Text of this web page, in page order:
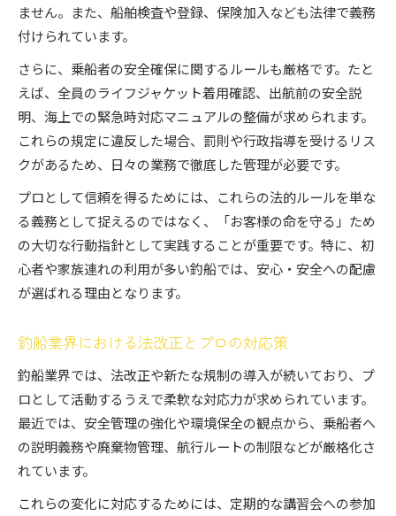
ません。また、船舶検査や登録、保険加入なども法律で義務
付けられています。
さらに、乗船者の安全確保に関するルールも厳格です。たと
えば、全員のライフジャケット着用確認、出航前の安全説
明、海上での緊急時対応マニュアルの整備が求められます。
これらの規定に違反した場合、罰則や行政指導を受けるリス
クがあるため、日々の業務で徹底した管理が必要です。
プロとして信頼を得るためには、これらの法的ルールを単な
る義務として捉えるのではなく、「お客様の命を守る」ため
の大切な行動指針として実践することが重要です。特に、初
心者や家族連れの利用が多い釣船では、安心・安全への配慮
が選ばれる理由となります。
釣船業界における法改正とプロの対応策
釣船業界では、法改正や新たな規制の導入が続いており、プ
ロとして活動するうえで柔軟な対応力が求められています。
最近では、安全管理の強化や環境保全の観点から、乗船者へ
の説明義務や廃棄物管理、航行ルートの制限などが厳格化さ
れています。
これらの変化に対応するためには、定期的な講習会への参加